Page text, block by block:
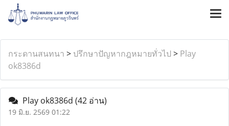
กระดานสนทนา > ปรึกษาปัญหากฎหมายทั่วไป > Play
ok8386d
Play ok8386d (42 อ่าน)
19 มิ.ย. 2569 01:22